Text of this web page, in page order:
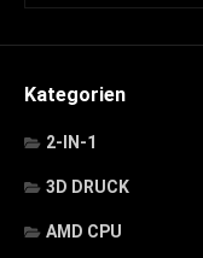
Kategorien
2-IN-1
3D DRUCK
AMD CPU